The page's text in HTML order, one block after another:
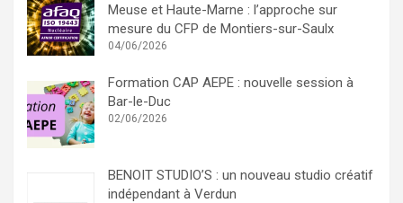
Meuse et Haute-Marne : l’approche sur
mesure du CFP de Montiers-sur-Saulx
04/06/2026
Formation CAP AEPE : nouvelle session à
Bar-le-Duc
02/06/2026
BENOIT STUDIO’S : un nouveau studio créatif
indépendant à Verdun